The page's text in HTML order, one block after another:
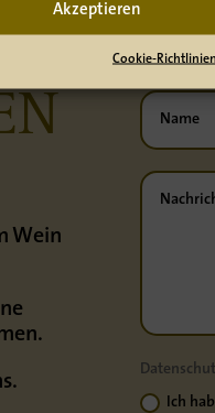
Akzeptieren
Cookie-Richtlinien
Wein
Ich